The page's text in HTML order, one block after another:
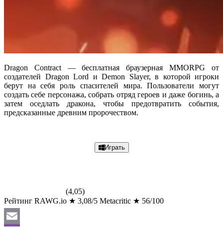
Dragon Contract — бесплатная браузерная MMORPG от
создателей Dragon Lord и Demon Slayer, в которой игроки
берут на себя роль спасителей мира. Пользователи могут
создать себе персонажа, собрать отряд героев и даже богинь, а
затем оседлать дракона, чтобы предотвратить события,
предсказанные древним пророчеством.
Играть
(4,05)
Рейтинг RAWG.io ★ 3,08/5 Metacritic ★ 56/100